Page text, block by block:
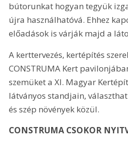
bútorunkat hogyan tegyük
újra használhatóvá. Ehhez
előadások is várják majd a
A kerttervezés, kertépítés
CONSTRUMA Kert
szemüket a XI. Magyar
látványos standjain,
és szép növények közül.
CONSTRUMA CSOKOR